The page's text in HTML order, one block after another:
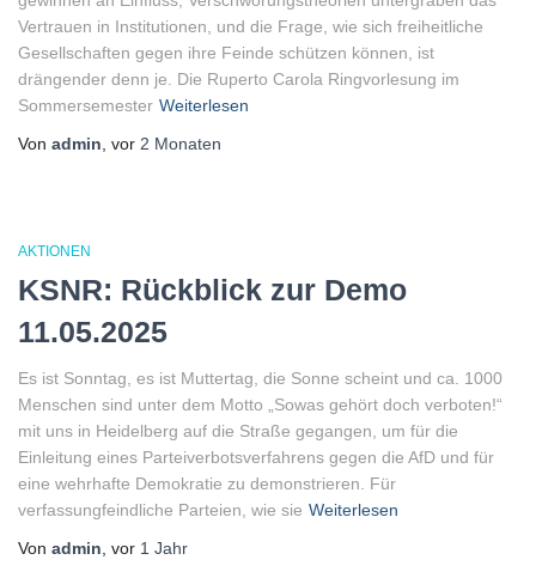
Vertrauen in Institutionen, und die Frage, wie sich freiheitliche
Gesellschaften gegen ihre Feinde schützen können, ist
drängender denn je. Die Ruperto Carola Ringvorlesung im
Sommersemester Weiterlesen
Von admin , vor 2 Monaten
AKTIONEN
KSNR: Rückblick zur Demo
11.05.2025
Es ist Sonntag, es ist Muttertag, die Sonne scheint und ca. 1000
Menschen sind unter dem Motto „Sowas gehört doch verboten!“
mit uns in Heidelberg auf die Straße gegangen, um für die
Einleitung eines Parteiverbotsverfahrens gegen die AfD und für
eine wehrhafte Demokratie zu demonstrieren. Für
verfassungfeindliche Parteien, wie sie Weiterlesen
Von admin , vor 1 Jahr